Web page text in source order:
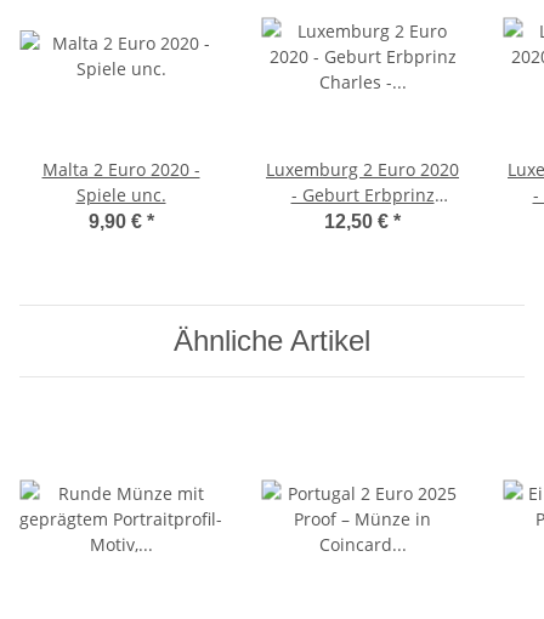
Malta 2 Euro 2020 -
Spiele unc.
9,90 € *
Luxemburg 2 Euro 2020
- Geburt Erbprinz
Charles - Fotoprägung
12,50 € *
-
Ähnliche Artikel